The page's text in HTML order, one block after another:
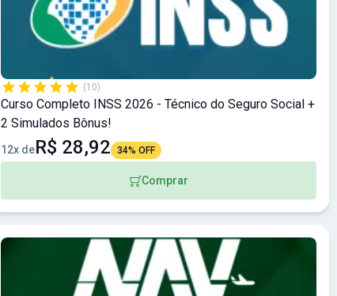
(10)
Curso Completo INSS 2026 - Técnico do Seguro Social +
2 Simulados Bônus!
12x deR$ 28,92 34% OFF
Comprar